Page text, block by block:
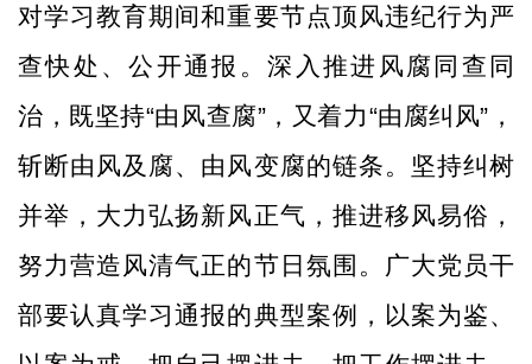
对学习教育期间和重要节点顶风违纪行为严
查快处、公开通报。深入推进风腐同查同
治，既坚持“由风查腐”，又着力“由腐纠风”，
斩断由风及腐、由风变腐的链条。坚持纠树
并举，大力弘扬新风正气，推进移风易俗，
努力营造风清气正的节日氛围。广大党员干
部要认真学习通报的典型案例，以案为鉴、